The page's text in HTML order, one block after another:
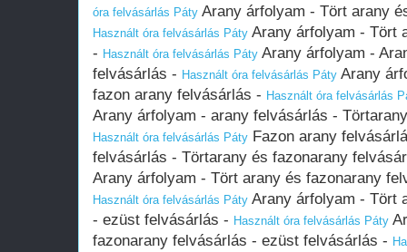
óra felvásárlás Páty Arany árfolyam - Tört arany
Használt óra felvásárlás Páty Arany árfolyam - Tört
- Használt óra felvásárlás Páty Arany árfolyam -
felvásárlás - Használt óra felvásárlás Páty Arany
fazon arany felvásárlás - Használt óra felvásárlás
Arany árfolyam - arany felvásárlás -
Használt óra felvásárlás Páty Fazon arany
felvásárlás - Törtarany és fazonarany
Arany árfolyam - Tört arany és fazonarany
Használt óra felvásárlás Páty Arany árfolyam - Tört
- ezüst felvásárlás - Használt óra felvásárlás Páty
fazonarany felvásárlás - ezüst felvásárlás -